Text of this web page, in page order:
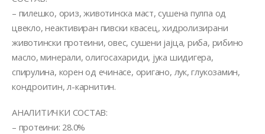
– пилешко, ориз, животинска маст, сушена пулпа од
цвекло, неактивиран пивски квасец, хидролизирани
животински протеини, овес, сушени јајца, риба, рибино
масло, минерали, олигосахариди, јука шидигера,
спирулина, корен од ечинасе, оригано, лук, глукозамин,
кондроитин, л-карнитин.
АНАЛИТИЧКИ СОСТАВ:
– протеини: 28.0%